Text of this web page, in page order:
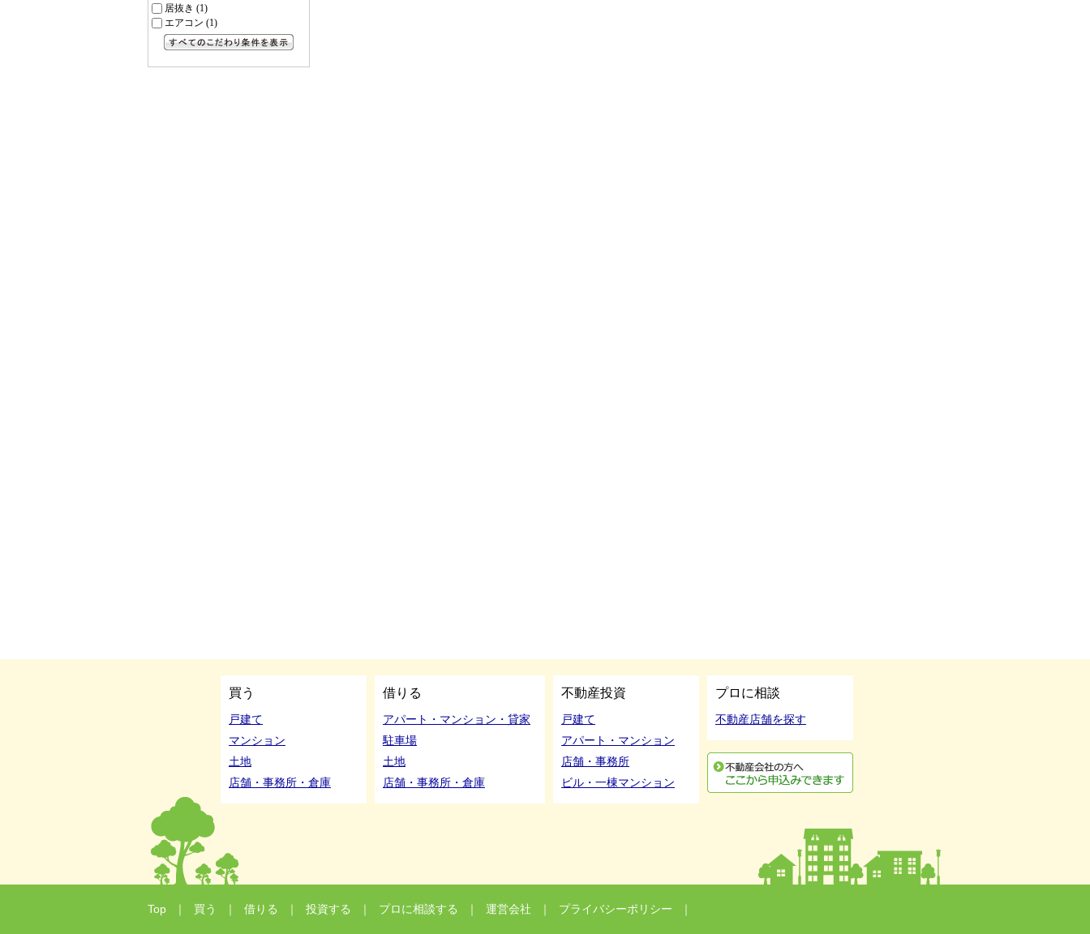
居抜き (1)
エアコン (1)
買う
戸建て
マンション
土地
店舗・事務所・倉庫
借りる
アパート・マンション・貸家
駐車場
土地
店舗・事務所・倉庫
不動産投資
戸建て
アパート・マンション
店舗・事務所
ビル・一棟マンション
プロに相談
不動産店舗を探す
Top ｜ 買う ｜ 借りる ｜ 投資する ｜ プロに相談する ｜ 運営会社 ｜ プライバシーポリシー ｜